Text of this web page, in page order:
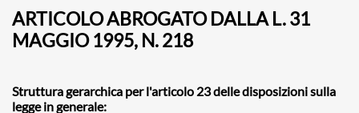
ARTICOLO ABROGATO DALLA L. 31
MAGGIO 1995, N. 218
Struttura gerarchica per l'articolo 23 delle disposizioni sulla
legge in generale: